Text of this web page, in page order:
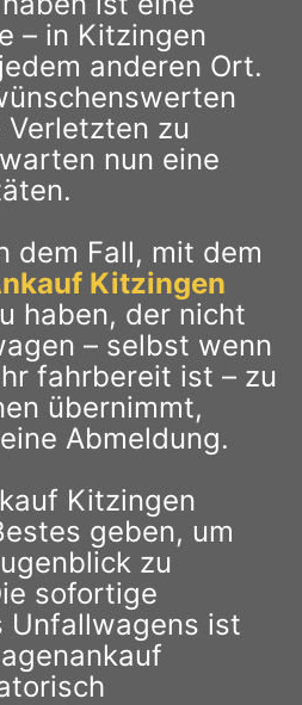
– in Kitzingen
anderen Ort.
Verletzten zu
nun eine
dem Fall, mit dem
Kitzingen
haben, der nicht
– selbst wenn
fahrbereit ist – zu
übernimmt,
Abmeldung.
Kitzingen
geben, um
zu
sofortige
Unfallwagens ist